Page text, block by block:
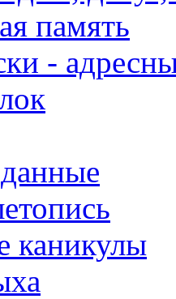
память
-
каникулы